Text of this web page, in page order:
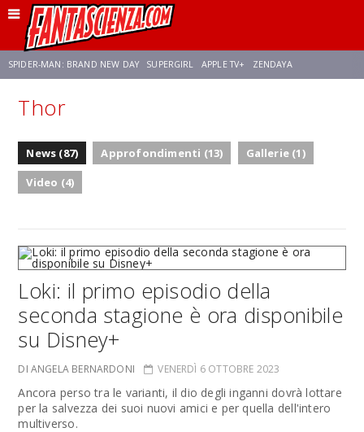
SPIDER-MAN: BRAND NEW DAY SUPERGIRL APPLE TV+ ZENDAYA
FRANCO RICCIARDIELLO
SADIE SINK STAR TREK: STRANGE NEW WORLDS
Thor
News (87) Approfondimenti (13)
Gallerie (1)
Video (4)
Loki: il primo episodio della
seconda stagione è ora disponibile
su Disney+
DI ANGELA BERNARDONI VENERDÌ 6 OTTOBRE 2023
Ancora perso tra le varianti, il dio degli inganni dovrà lottare
per la salvezza dei suoi nuovi amici e per quella dell'intero
multiverso.